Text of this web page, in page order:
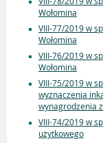
Wołomina
VIII-77/2019 w
Wołomina
VIII-76/2019 w
Wołomina
VIII-75/2019 w
wyznaczenia
wynagrodzenia
VIII-74/2019 w
użytkowego